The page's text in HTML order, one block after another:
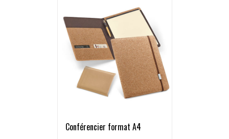
Conférencier format A4